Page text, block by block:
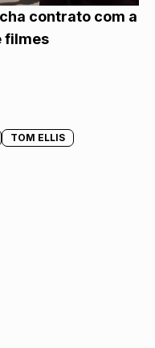
contrato com a
filmes
TOM ELLIS